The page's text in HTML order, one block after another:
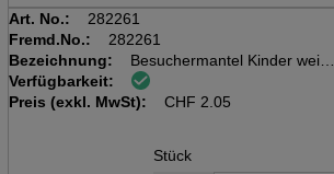
Art. No.:
282261
Fremd.No.:
282261
Bezeichnung:
Besuchermantel Kinder weiss
aus Vlies PLP 30 gr/m2 mit
Klettverschluss, 68 x 90 cm
Verfügbarkeit:
Preis (exkl. MwSt):
CHF 2.05
Stück